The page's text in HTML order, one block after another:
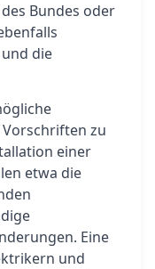
Bundes oder
die
zu
einer
etwa die
Eine
und